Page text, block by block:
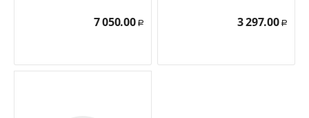
7 050.00 Р 3 297.00 Р